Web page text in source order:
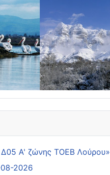
Δ05 Α' ζώνης ΤΟΕΒ Λούρου»
2026